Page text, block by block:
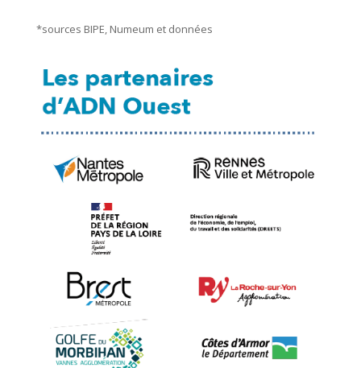
*sources BIPE, Numeum et données